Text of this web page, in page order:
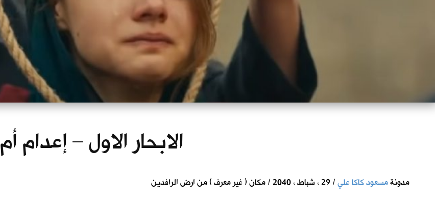
الابحار الاول – إعدام أم
مدونةمسعود كاكا علي/ 29 ، شباط ، 2040 / مكان ( غير معرف ) من ارض الرافدين